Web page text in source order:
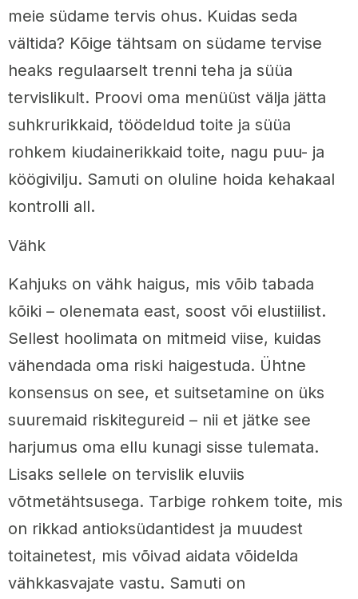
meie südame tervis ohus. Kuidas seda
vältida? Kõige tähtsam on südame tervise
heaks regulaarselt trenni teha ja süüa
tervislikult. Proovi oma menüüst välja jätta
suhkrurikkaid, töödeldud toite ja süüa
rohkem kiudainerikkaid toite, nagu puu- ja
köögivilju. Samuti on oluline hoida kehakaal
kontrolli all.
Vähk
Kahjuks on vähk haigus, mis võib tabada
kõiki – olenemata east, soost või elustiilist.
Sellest hoolimata on mitmeid viise, kuidas
vähendada oma riski haigestuda. Ühtne
konsensus on see, et suitsetamine on üks
suuremaid riskitegureid – nii et jätke see
harjumus oma ellu kunagi sisse tulemata.
Lisaks sellele on tervislik eluviis
võtmetähtsusega. Tarbige rohkem toite, mis
on rikkad antioksüdantidest ja muudest
toitainetest, mis võivad aidata võidelda
vähkkasvajate vastu. Samuti on